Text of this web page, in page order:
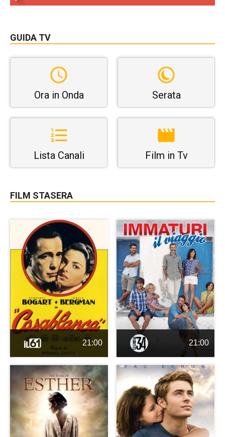
GUIDA TV
Ora in Onda Serata
Lista Canali Film in Tv
FILM STASERA
21:00 21:00